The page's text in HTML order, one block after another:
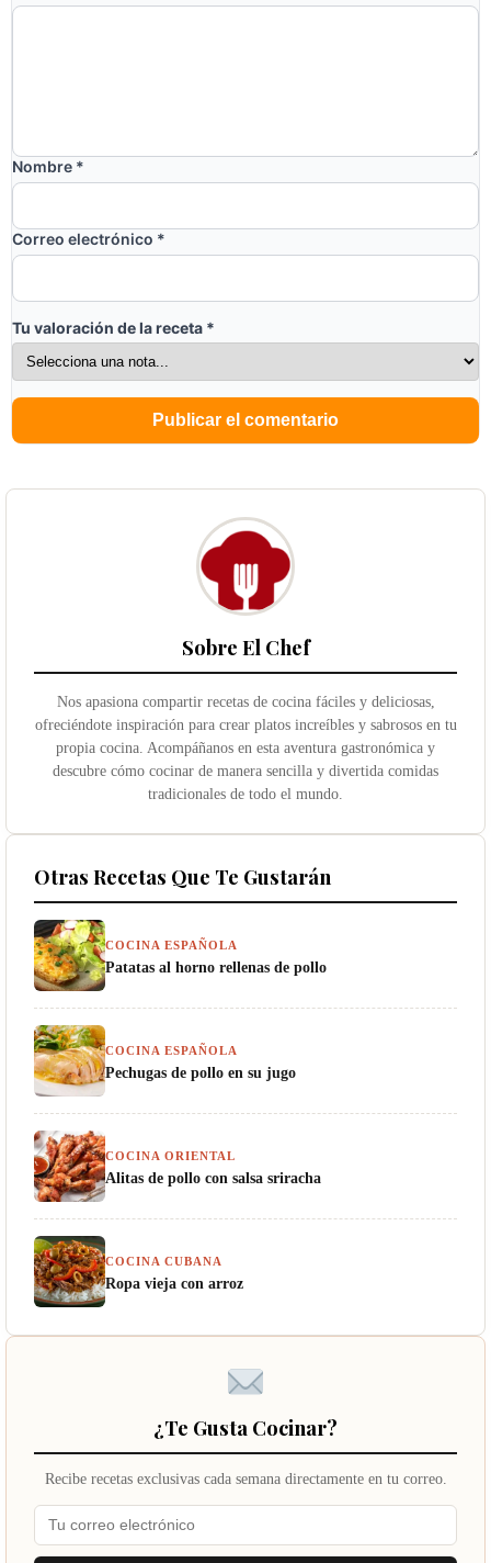
Nombre *
Correo electrónico *
Tu valoración de la receta *
Sobre El Chef
Nos apasiona compartir recetas de cocina fáciles y deliciosas,
ofreciéndote inspiración para crear platos increíbles y sabrosos en tu
propia cocina. Acompáñanos en esta aventura gastronómica y
descubre cómo cocinar de manera sencilla y divertida comidas
tradicionales de todo el mundo.
Otras Recetas Que Te Gustarán
COCINA ESPAÑOLA
Patatas al horno rellenas de pollo
COCINA ESPAÑOLA
Pechugas de pollo en su jugo
COCINA ORIENTAL
Alitas de pollo con salsa sriracha
COCINA CUBANA
Ropa vieja con arroz
¿Te Gusta Cocinar?
Recibe recetas exclusivas cada semana directamente en tu correo.